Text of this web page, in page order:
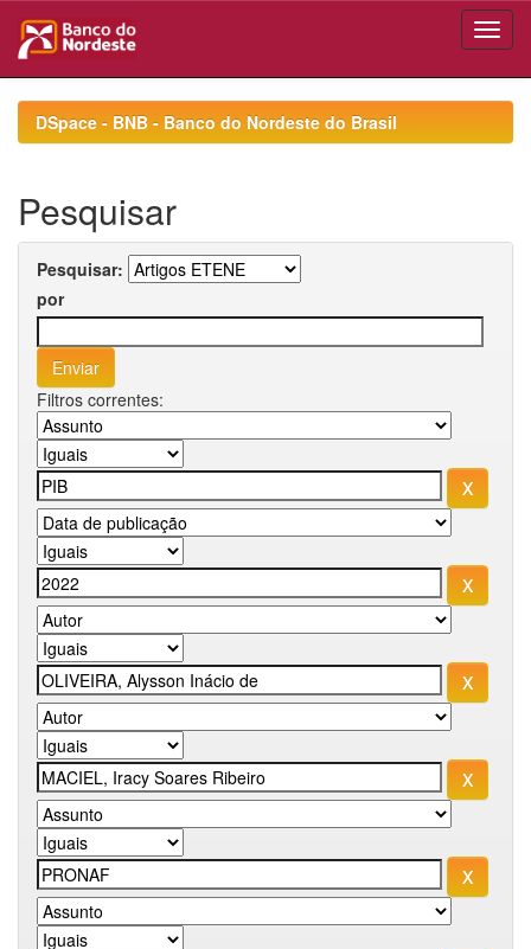
navigationDSpace - BNB - Banco do Nordeste do Brasil
Pesquisar
Pesquisar:
por
Filtros correntes: